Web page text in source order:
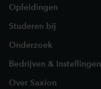
Opleidingen
Studeren bij
Onderzoek
Bedrijven & Instellingen
Over Saxion